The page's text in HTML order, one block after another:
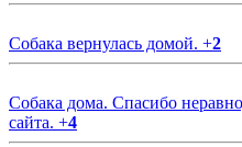
Собака вернулась домой. +2
Собака дома. Спасибо
сайта. +4